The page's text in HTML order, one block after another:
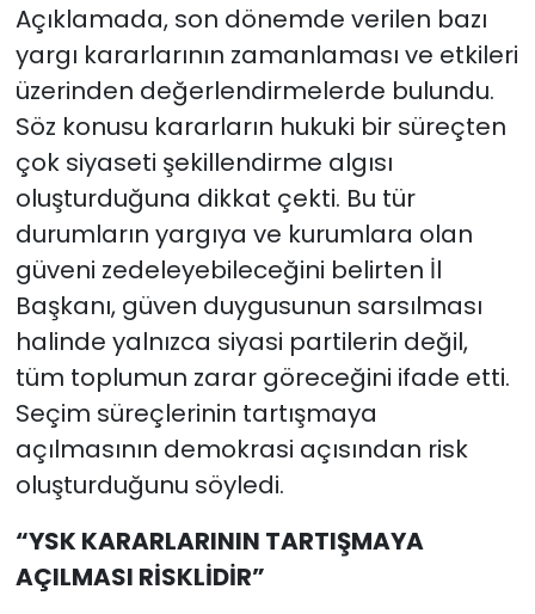
Açıklamada, son dönemde verilen bazı
yargı kararlarının zamanlaması ve etkileri
üzerinden değerlendirmelerde bulundu.
Söz konusu kararların hukuki bir süreçten
çok siyaseti şekillendirme algısı
oluşturduğuna dikkat çekti. Bu tür
durumların yargıya ve kurumlara olan
güveni zedeleyebileceğini belirten İl
Başkanı, güven duygusunun sarsılması
halinde yalnızca siyasi partilerin değil,
tüm toplumun zarar göreceğini ifade etti.
Seçim süreçlerinin tartışmaya
açılmasının demokrasi açısından risk
oluşturduğunu söyledi.
“YSK KARARLARININ TARTIŞMAYA
AÇILMASI RİSKLİDİR”